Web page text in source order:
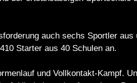
auch sechs Sportler aus
Starter aus 40 Schulen an.
und Vollkontakt-Kampf.